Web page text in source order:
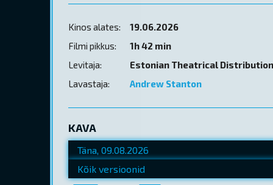
Kinos alates:
19.06.2026
Filmi pikkus:
1h 42 min
Levitaja:
Estonian Theatrical Distribution
Lavastaja:
Andrew Stanton
KAVA